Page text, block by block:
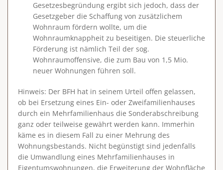
Gesetzesbegründung ergibt sich jedoch, dass der
Gesetzgeber die Schaffung von zusätzlichem
Wohnraum fördern wollte, um die
Wohnraumknappheit zu beseitigen. Die steuerliche
Förderung ist nämlich Teil der sog.
Wohnraumoffensive, die zum Bau von 1,5 Mio.
neuer Wohnungen führen soll.
Hinweis: Der BFH hat in seinem Urteil offen gelassen,
ob bei Ersetzung eines Ein- oder Zweifamilienhauses
durch ein Mehrfamilienhaus die Sonderabschreibung
ganz oder teilweise gewährt werden kann. Immerhin
käme es in diesem Fall zu einer Mehrung des
Wohnungsbestands. Nicht begünstigt sind jedenfalls
die Umwandlung eines Mehrfamilienhauses in
Eigentumswohnungen, die Erweiterung der Wohnfläche